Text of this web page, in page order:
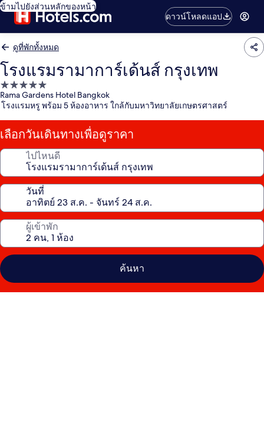
ข้ามไปยังส่วนหลักของหน้า
ดาวน์โหลดแอป
ดูที่พักทั้งหมด
โรงแรมรามาการ์เด้นส์ กรุงเทพ
ที่พัก
5.0
Rama Gardens Hotel Bangkok
โรงแรมหรู พร้อม 5 ห้องอาหาร ใกล้กับมหาวิทยาลัยเกษตรศาสตร์
เลือกวันเดินทางเพื่อดูราคา
ไปไหนดี
วันที่
ผู้เข้าพัก
ค้นหา